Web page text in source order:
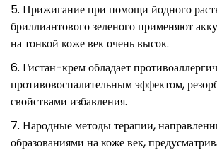
Прижигание при помощи йодного
бриллиантового зеленого применяют
на тонкой коже век очень высок.
Гистан-крем обладает
противовоспалительным эффектом,
свойствами избавления.
Народные методы терапии,
образованиями на коже век,